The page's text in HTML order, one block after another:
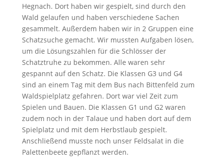
Hegnach. Dort haben wir gespielt, sind durch den
Wald gelaufen und haben verschiedene Sachen
gesammelt. Außerdem haben wir in 2 Gruppen eine
Schatzsuche gemacht. Wir mussten Aufgaben lösen,
um die Lösungszahlen für die Schlösser der
Schatztruhe zu bekommen. Alle waren sehr
gespannt auf den Schatz. Die Klassen G3 und G4
sind an einem Tag mit dem Bus nach Bittenfeld zum
Waldspielplatz gefahren. Dort war viel Zeit zum
Spielen und Bauen. Die Klassen G1 und G2 waren
zudem noch in der Talaue und haben dort auf dem
Spielplatz und mit dem Herbstlaub gespielt.
Anschließend musste noch unser Feldsalat in die
Palettenbeete gepflanzt werden.